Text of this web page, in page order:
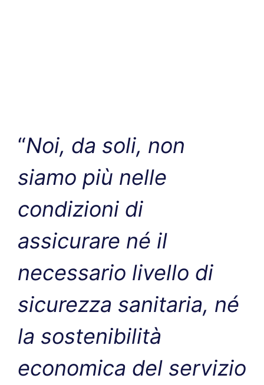
“Noi, da soli, non
siamo più nelle
condizioni di
assicurare né il
necessario livello di
sicurezza sanitaria, né
la sostenibilità
economica del servizio